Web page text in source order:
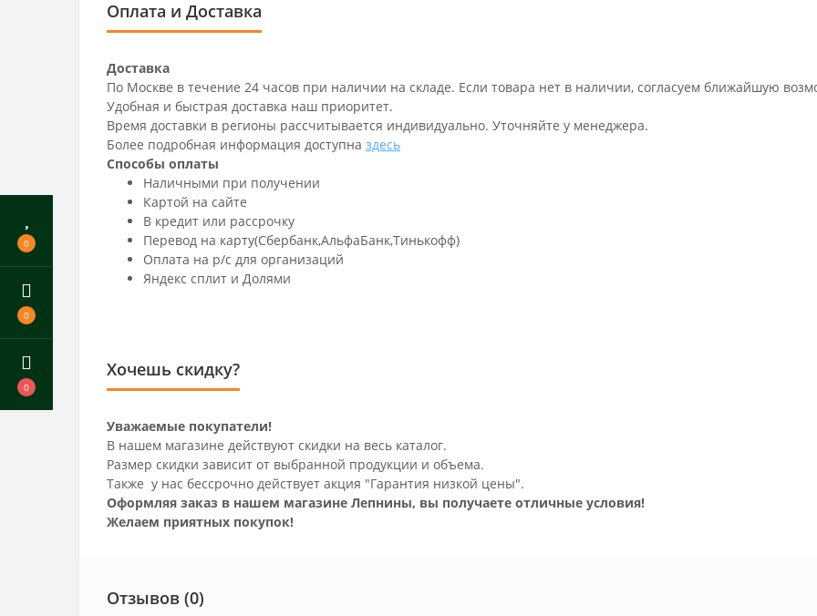
0
0
0
Оплата и Доставка
Доставка
По Москве в течение 24 часов при наличии на складе. Если товара нет в наличии, согласуем ближайшую
Удобная и быстрая доставка наш приоритет.
Время доставки в регионы рассчитывается индивидуально. Уточняйте у менеджера.
Более подробная информация доступна здесь
Способы оплаты
Наличными при получении
Картой на сайте
В кредит или рассрочку
Перевод на карту(Сбербанк,АльфаБанк,Тинькофф)
Оплата на р/c для организаций
Яндекс сплит и Долями
Хочешь скидку?
Уважаемые покупатели!
В нашем магазине действуют скидки на весь каталог.
Размер скидки зависит от выбранной продукции и объема.
Также у нас бессрочно действует акция "Гарантия низкой цены".
Оформляя заказ в нашем магазине Лепнины, вы получаете отличные условия!
Желаем приятных покупок!
Отзывов (0)